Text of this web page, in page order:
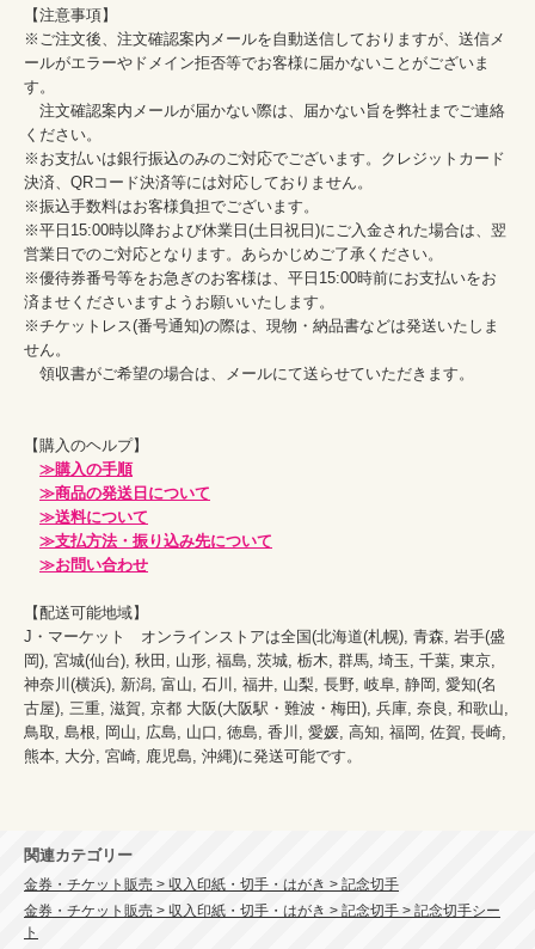
【注意事項】
※ご注文後、注文確認案内メールを自動送信しておりますが、送信メ
ールがエラーやドメイン拒否等でお客様に届かないことがございま
す。
注文確認案内メールが届かない際は、届かない旨を弊社までご連絡
ください。
※お支払いは銀行振込のみのご対応でございます。クレジットカード
決済、QRコード決済等には対応しておりません。
※振込手数料はお客様負担でございます。
※平日15:00時以降および休業日(土日祝日)にご入金された場合は、翌
営業日でのご対応となります。あらかじめご了承ください。
※優待券番号等をお急ぎのお客様は、平日15:00時前にお支払いをお
済ませくださいますようお願いいたします。
※チケットレス(番号通知)の際は、現物・納品書などは発送いたしま
せん。
領収書がご希望の場合は、メールにて送らせていただきます。
【購入のヘルプ】
≫購入の手順
≫商品の発送日について
≫送料について
≫支払方法・振り込み先について
≫お問い合わせ
【配送可能地域】
J・マーケット　オンラインストアは全国(北海道(札幌), 青森, 岩手(盛
岡), 宮城(仙台), 秋田, 山形, 福島, 茨城, 栃木, 群馬, 埼玉, 千葉, 東京,
神奈川(横浜), 新潟, 富山, 石川, 福井, 山梨, 長野, 岐阜, 静岡, 愛知(名
古屋), 三重, 滋賀, 京都 大阪(大阪駅・難波・梅田), 兵庫, 奈良, 和歌山,
鳥取, 島根, 岡山, 広島, 山口, 徳島, 香川, 愛媛, 高知, 福岡, 佐賀, 長崎,
熊本, 大分, 宮崎, 鹿児島, 沖縄)に発送可能です。
関連カテゴリー
金券・チケット販売 > 収入印紙・切手・はがき > 記念切手
金券・チケット販売 > 収入印紙・切手・はがき > 記念切手 > 記念切手シー
ト